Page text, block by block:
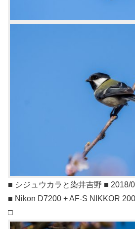
■ シジュウカラと染井吉野 ■ 2018/
■ Nikon D7200 + AF-S NIKKOR
□